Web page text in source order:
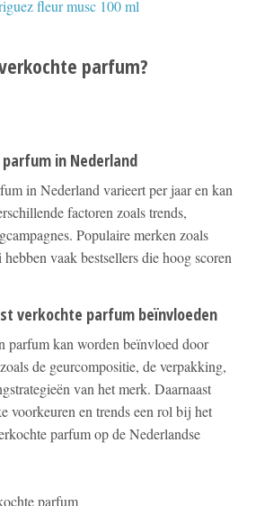
fleur musc 100 ml
parfum?
in Nederland
in Nederland varieert per jaar en kan
factoren zoals trends,
Populaire merken zoals
vaak bestsellers die hoog scoren
verkochte parfum beïnvloeden
parfum kan worden beïnvloed door
de geurcompositie, de verpakking,
van het merk. Daarnaast
voorkeuren en trends een rol bij het
parfum op de Nederlandse